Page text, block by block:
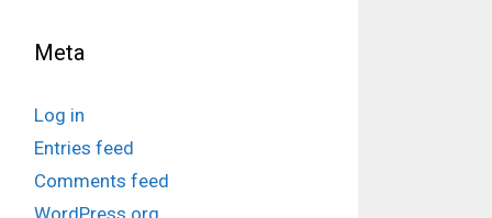
Meta
Log in
Entries feed
Comments feed
WordPress.org